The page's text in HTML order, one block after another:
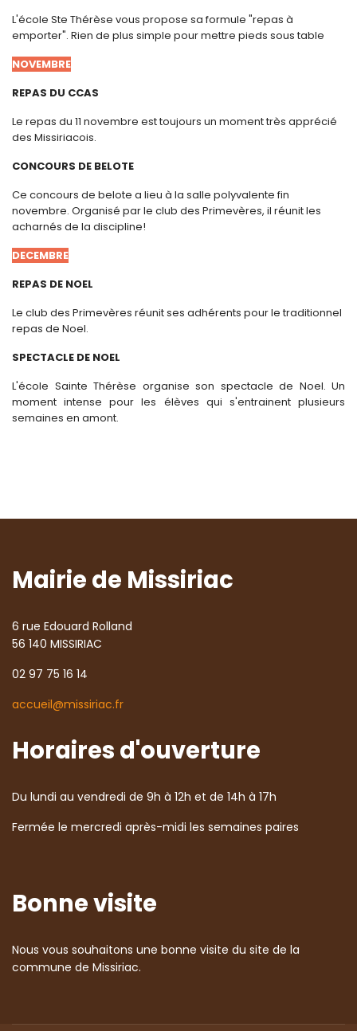
L'école Ste Thérèse vous propose sa formule "repas à
emporter". Rien de plus simple pour mettre pieds sous table
NOVEMBRE
REPAS DU CCAS
Le repas du 11 novembre est toujours un moment très apprécié
des Missiriacois.
CONCOURS DE BELOTE
Ce concours de belote a lieu à la salle polyvalente fin
novembre. Organisé par le club des Primevères, il réunit les
acharnés de la discipline!
DECEMBRE
REPAS DE NOEL
Le club des Primevères réunit ses adhérents pour le traditionnel
repas de Noel.
SPECTACLE DE NOEL
L'école Sainte Thérèse organise son spectacle de Noel. Un
moment intense pour les élèves qui s'entrainent plusieurs
semaines en amont.
Mairie de Missiriac
6 rue Edouard Rolland
56 140 MISSIRIAC
02 97 75 16 14
accueil@missiriac.fr
Horaires d'ouverture
Du lundi au vendredi de 9h à 12h et de 14h à 17h
Fermée le mercredi après-midi les semaines paires
Bonne visite
Nous vous souhaitons une bonne visite du site de la
commune de Missiriac.